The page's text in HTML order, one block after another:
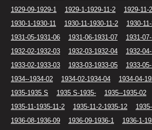
1929-09-1929-1
1929-1-1929-11-2 1929-11-
1930-1-1930-11
1930-11-1930-11-2 1930-
1931-05-1931-06
1931-06-1931-07 1931-
1932-02-1932-03
1932-03-1932-04 1932-
1933-02-1933-03
1933-03-1933-05 1933-
1934--1934-02
1934-02-1934-04 1934-04-
1935-1935 S
1935 S-1935- 1935--1935-02
1935-11-1935-11-2
1935-11-2-1935-12
1936-08-1936-09
1936-09-1936-1 1936-1-